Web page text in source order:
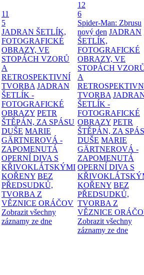
11
5
JADRAN ŠETLÍK,
FOTOGRAFICKÉ
OBRAZY, VE
STOPÁCH VZORŮ
A
RETROSPEKTIVNÍ
TVORBA JADRAN
ŠETLÍK -
FOTOGRAFICKÉ
OBRAZY PETR
ŠTĚPÁN, ZA SPÁSU
DUŠE MARIE
GÄRTNEROVÁ -
ZAPOMENUTÁ
OPERNÍ DIVA S
KŘIVOKLÁTSKÝMI
KOŘENY BEZ
PŘEDSUDKŮ,
TVORBA Z
VĚZNICE ORÁČOV
Zobrazit všechny
záznamy ze dne
12
6
Spider-Man: Zbrusu
nový den JADRAN
ŠETLÍK,
FOTOGRAFICKÉ
OBRAZY, VE
STOPÁCH
A
TVORBA
ŠETLÍK -
FOTOGRAFICKÉ
OBRAZY PETR
ŠTĚPÁN, ZA
DUŠE MARIE
GÄRTNEROVÁ -
ZAPOMENUTÁ
OPERNÍ DIVA S
KOŘENY BEZ
PŘEDSUDKŮ,
TVORBA Z
VĚZNICE
Zobrazit všechny
záznamy ze dne